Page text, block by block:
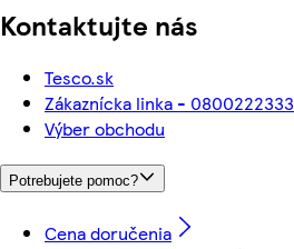
Kontaktujte nás
Tesco.sk
Zákaznícka linka - 0800222333
Výber obchodu
Potrebujete pomoc?
Cena doručenia